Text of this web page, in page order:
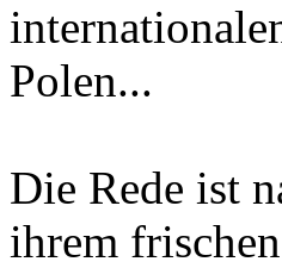
Polen...
Die Rede ist
ihrem